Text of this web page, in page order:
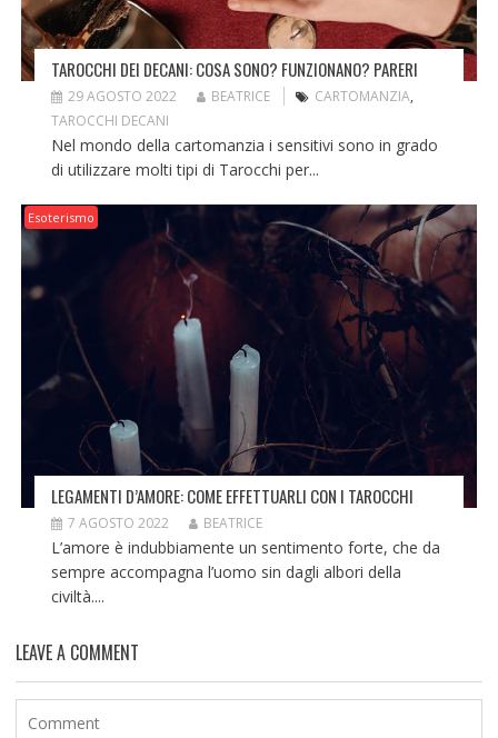
TAROCCHI DEI DECANI: COSA SONO? FUNZIONANO? PARERI
29 AGOSTO 2022 BEATRICE CARTOMANZIA,
TAROCCHI DECANI
Nel mondo della cartomanzia i sensitivi sono in grado
di utilizzare molti tipi di Tarocchi per...
Esoterismo
LEGAMENTI D’AMORE: COME EFFETTUARLI CON I TAROCCHI
7 AGOSTO 2022 BEATRICE
L’amore è indubbiamente un sentimento forte, che da
sempre accompagna l’uomo sin dagli albori della
civiltà....
LEAVE A COMMENT